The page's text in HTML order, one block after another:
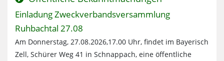
Mehr zum Thema:
Einladung Zweckverbandsversammlung
Ruhbachtal 27.08
Am Donnerstag, 27.08.2026,17.00 Uhr, findet im Bayerisch
Zell, Schürer Weg 41 in Schnappach, eine öffentliche